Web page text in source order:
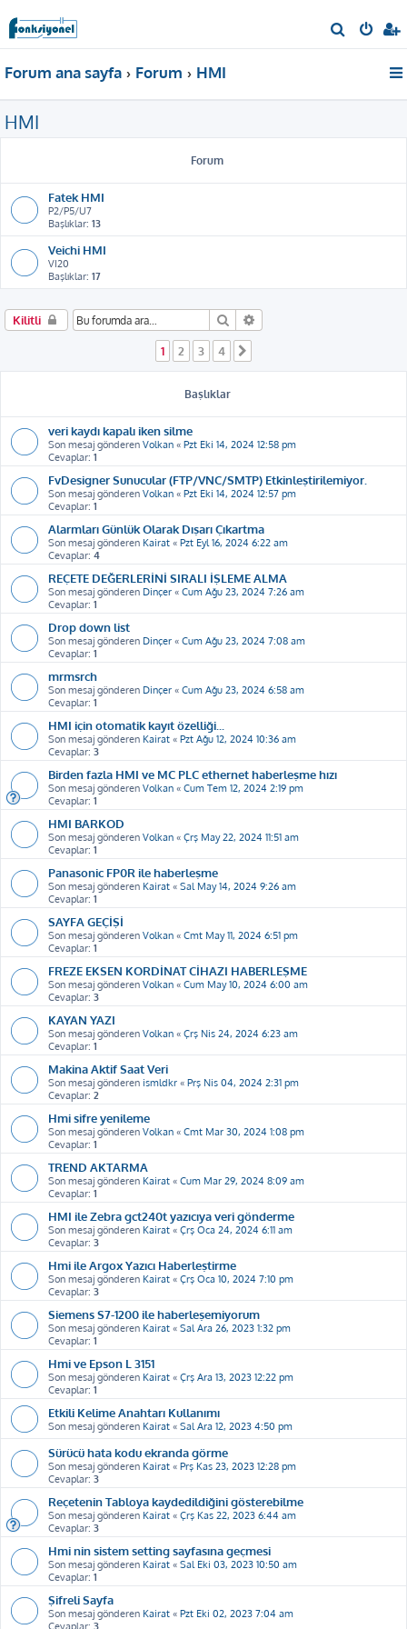
r
Forum ana sayfa Forum HMI
HMI
Forum
Fatek HMI
P2/P5/U7
Başlıklar: 13
Veichi HMI
VI20
Başlıklar: 17
Kilitli Ara
1 2 3 4
Başlıklar
veri kaydı kapalı iken silme
Son mesaj gönderen Volkan « Pzt Eki 14, 2024 12:58 pm
Cevaplar: 1
FvDesigner Sunucular (FTP/VNC/SMTP) Etkinleştirilemiyor.
Son mesaj gönderen Volkan « Pzt Eki 14, 2024 12:57 pm
Cevaplar: 1
Alarmları Günlük Olarak Dışarı Çıkartma
Son mesaj gönderen Kairat « Pzt Eyl 16, 2024 6:22 am
Cevaplar: 4
REÇETE DEĞERLERİNİ SIRALI İŞLEME ALMA
Son mesaj gönderen Dinçer « Cum Ağu 23, 2024 7:26 am
Cevaplar: 1
Drop down list
Son mesaj gönderen Dinçer « Cum Ağu 23, 2024 7:08 am
Cevaplar: 1
mrmsrch
Son mesaj gönderen Dinçer « Cum Ağu 23, 2024 6:58 am
Cevaplar: 1
HMI için otomatik kayıt özelliği...
Son mesaj gönderen Kairat « Pzt Ağu 12, 2024 10:36 am
Cevaplar: 3
Birden fazla HMI ve MC PLC ethernet haberleşme hızı
Son mesaj gönderen Volkan « Cum Tem 12, 2024 2:19 pm
Cevaplar: 1
HMI BARKOD
Son mesaj gönderen Volkan « Çrş May 22, 2024 11:51 am
Cevaplar: 1
Panasonic FP0R ile haberleşme
Son mesaj gönderen Kairat « Sal May 14, 2024 9:26 am
Cevaplar: 1
SAYFA GEÇİŞİ
Son mesaj gönderen Volkan « Cmt May 11, 2024 6:51 pm
Cevaplar: 1
FREZE EKSEN KORDİNAT CİHAZI HABERLEŞME
Son mesaj gönderen Volkan « Cum May 10, 2024 6:00 am
Cevaplar: 3
KAYAN YAZI
Son mesaj gönderen Volkan « Çrş Nis 24, 2024 6:23 am
Cevaplar: 1
Makina Aktif Saat Veri
Son mesaj gönderen ismldkr « Prş Nis 04, 2024 2:31 pm
Cevaplar: 2
Hmi sifre yenileme
Son mesaj gönderen Volkan « Cmt Mar 30, 2024 1:08 pm
Cevaplar: 1
TREND AKTARMA
Son mesaj gönderen Kairat « Cum Mar 29, 2024 8:09 am
Cevaplar: 1
HMI ile Zebra gct240t yazıcıya veri gönderme
Son mesaj gönderen Kairat « Çrş Oca 24, 2024 6:11 am
Cevaplar: 3
Hmi ile Argox Yazıcı Haberleştirme
Son mesaj gönderen Kairat « Çrş Oca 10, 2024 7:10 pm
Cevaplar: 3
Siemens S7-1200 ile haberleşemiyorum
Son mesaj gönderen Kairat « Sal Ara 26, 2023 1:32 pm
Cevaplar: 1
Hmi ve Epson L 3151
Son mesaj gönderen Kairat « Çrş Ara 13, 2023 12:22 pm
Cevaplar: 1
Etkili Kelime Anahtarı Kullanımı
Son mesaj gönderen Kairat « Sal Ara 12, 2023 4:50 pm
Sürücü hata kodu ekranda görme
Son mesaj gönderen Kairat « Prş Kas 23, 2023 12:28 pm
Cevaplar: 3
Reçetenin Tabloya kaydedildiğini gösterebilme
Son mesaj gönderen Kairat « Çrş Kas 22, 2023 6:44 am
Cevaplar: 3
Hmi nin sistem setting sayfasına geçmesi
Son mesaj gönderen Kairat « Sal Eki 03, 2023 10:50 am
Cevaplar: 1
Şifreli Sayfa
Son mesaj gönderen Kairat « Pzt Eki 02, 2023 7:04 am
Cevaplar: 3